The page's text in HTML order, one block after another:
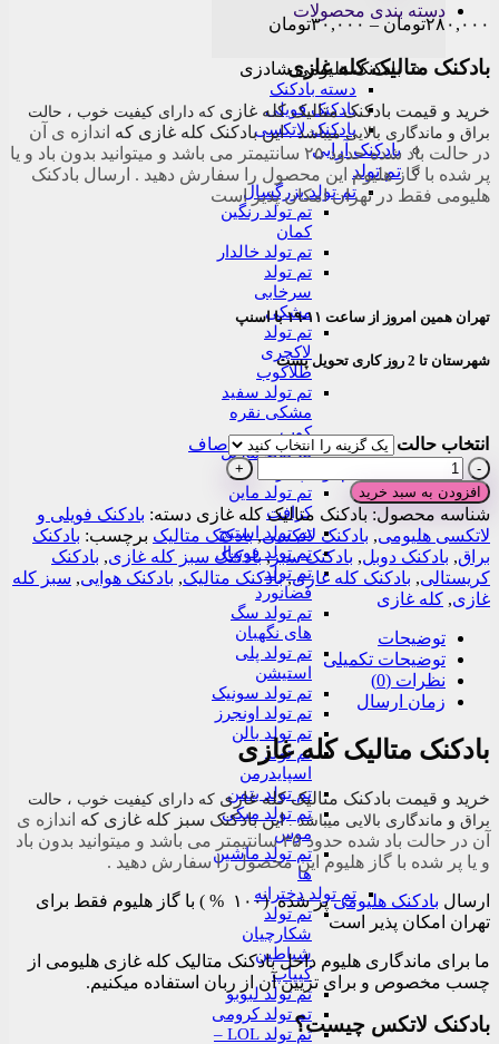
دسته بندی محصولات
بادکنک هلیومی شادزی
دسته بادکنک
بادکنک فویلی
بادکنک لاتکسی
بادکنک آرایی
تم تولد
تم تولد بزرگسال
تم تولد رنگین
کمان
تم تولد خالدار
تم تولد
سرخابی
مشکی
تم تولد
لاکچری
طلاکوب
تم تولد سفید
مشکی نقره
کوب
تم تولد ماربل
تم تولد ماین
کرافت
تم تولد استیچ
تم تولد فوتبال
تم تولد
فضانورد
تم تولد سگ
های نگهبان
تم تولد پلی
استیشن
تم تولد سونیک
تم تولد اونجرز
تم تولد بالن
تم تولد
اسپایدرمن
تم تولد بتمن
تم تولد میکی
موس
تم تولد ماشین
ها
تم تولد دخترانه
تم تولد
شکارچیان
شیاطین
کیپاپ
تم تولد لبوبو
تم تولد کرومی
تم تولد LOL –
۲۸۰,۰۰۰تومان – ۳۰,۰۰۰تومان
through
۲۸۰,۰۰۰تومان
بادکنک متالیک کله غازی
خرید و قیمت بادکنک متالیک کله غازی که دارای کیفیت خوب ، حالت
براق و ماندگاری بالایی میباشد .این بادکنک کله غازی که اندازه ی آن
در حالت باد شده حدود ۲۵ سانتیمتر می باشد و میتوانید بدون باد و یا
پر شده با گاز هلیوم این محصول را سفارش دهید . ارسال بادکنک
هلیومی فقط در تهران امکان پذیر است
تهران همین امروز از ساعت ۱۱-۱۹ با اسنپ
شهرستان تا 2 روز کاری تحویل پست
انتخاب حالت
صاف
بادکنک
متالیک
کله
غازی
عدد
افزودن به سبد خرید
شناسه محصول: بادکنک متالیک کله غازی دسته: بادکنک فویلی و
لاتکسی هلیومی, بادکنک لاتکسی,بادکنک متالیک برچسب: بادکنک
براق, بادکنک دوبل, بادکنک سبز,بادکنک سبز کله غازی, بادکنک
کریستالی, بادکنک کله غازی,بادکنک متالیک, بادکنک هوایی, سبز کله
غازی, کله غازی
توضیحات
توضیحات تکمیلی
نظرات (0)
زمان ارسال
بادکنک متالیک کله غازی
خرید و قیمت بادکنک متالیک کله غازی که دارای کیفیت خوب ، حالت
براق و ماندگاری بالایی میباشد .این بادکنک سبز کله غازی که اندازه ی
آن در حالت باد شده حدود ۲۵ سانتیمتر می باشد و میتوانید بدون باد
و یا پر شده با گاز هلیوم این محصول را سفارش دهید .
ارسال بادکنک هلیومی
پر شده (۱۰۰ % ) با گاز هلیوم فقط برای
تهران امکان پذیر است
ما برای ماندگاری هلیوم داخل بادکنک متالیک کله غازی هلیومی از
چسب مخصوص و برای تزیین آن از ربان استفاده میکنیم.
بادکنک لاتکس چیست؟